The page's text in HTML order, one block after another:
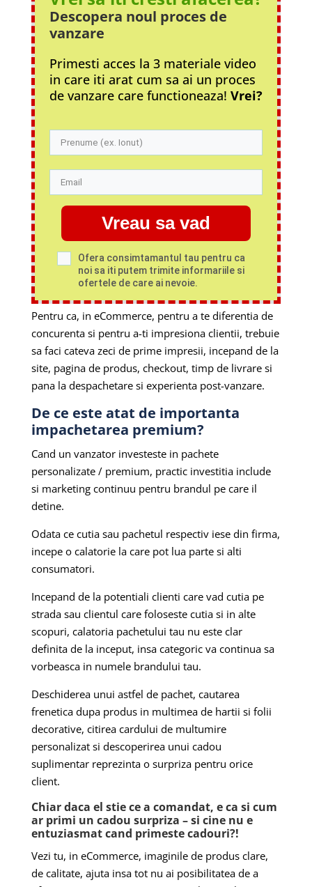
Descopera noul procesde
vanzare
Primesti acces la 3 materiale video
in care iti arat cum sa ai un proces
de vanzare care functioneaza! Vrei?
Vreau sa vad
Ofera consimtamantul tau pentru ca
noi sa iti putem trimite informariile si
ofertele de care ai nevoie.
Pentru ca, in eCommerce, pentru a te diferentia de
concurenta si pentru a-ti impresiona clientii, trebuie
sa faci cateva zeci de prime impresii, incepand de la
site, pagina de produs, checkout, timp de livrare si
pana la despachetare si experienta post-vanzare.
De ce este atat de importanta
impachetarea premium?
Cand un vanzator investeste in pachete
personalizate / premium, practic investitia include
si marketing continuu pentru brandul pe care il
detine.
Odata ce cutia sau pachetul respectiv iese din firma,
incepe o calatorie la care pot lua parte si alti
consumatori.
Incepand de la potentiali clienti care vad cutia pe
strada sau clientul care foloseste cutia si in alte
scopuri, calatoria pachetului tau nu este clar
definita de la inceput, insa categoric va continua sa
vorbeasca in numele brandului tau.
Deschiderea unui astfel de pachet, cautarea
frenetica dupa produs in multimea de hartii si folii
decorative, citirea cardului de multumire
personalizat si descoperirea unui cadou
suplimentar reprezinta o surpriza pentru orice
client.
Chiar daca el stie ce a comandat, e ca si cum
ar primi un cadou surpriza – si cine nu e
entuziasmat cand primeste cadouri?!
Vezi tu, in eCommerce, imaginile de produs clare,
de calitate, ajuta insa tot nu ai posibilitatea de a